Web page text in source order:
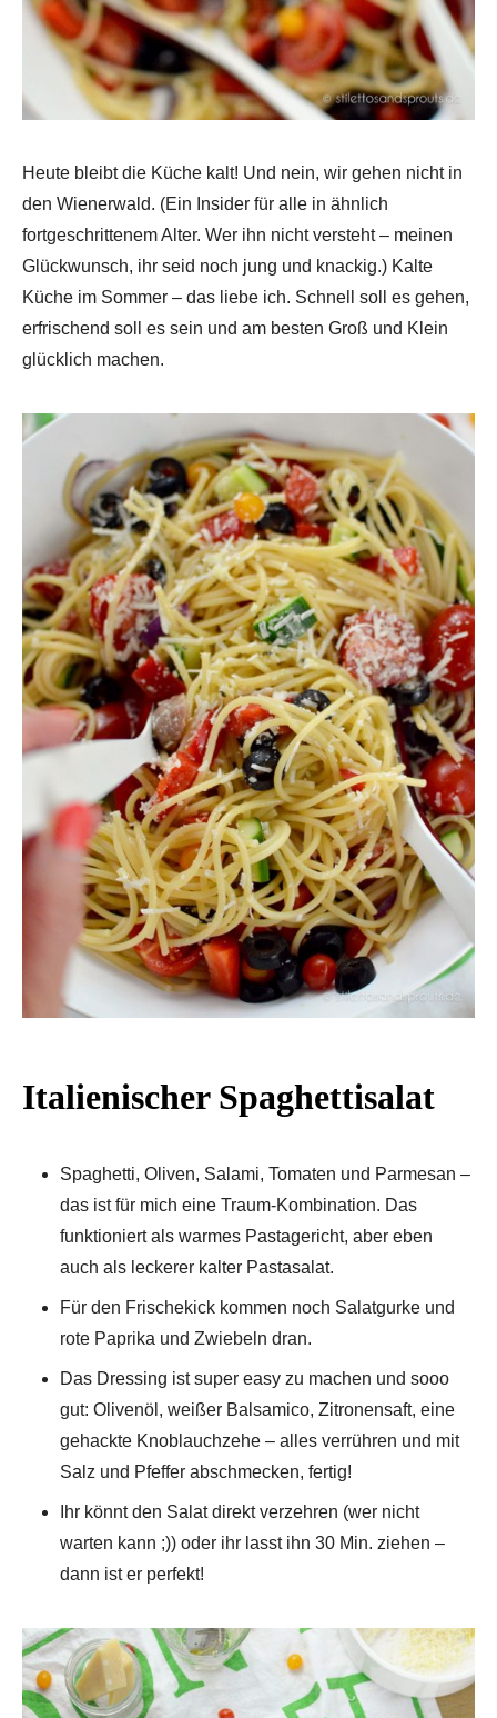
Heute bleibt die Küche kalt! Und nein, wir gehen nicht in
den Wienerwald. (Ein Insider für alle in ähnlich
fortgeschrittenem Alter. Wer ihn nicht versteht – meinen
Glückwunsch, ihr seid noch jung und knackig.) Kalte
Küche im Sommer – das liebe ich. Schnell soll es gehen,
erfrischend soll es sein und am besten Groß und Klein
glücklich machen.
Italienischer Spaghettisalat
Spaghetti, Oliven, Salami, Tomaten und Parmesan –
das ist für mich eine Traum-Kombination. Das
funktioniert als warmes Pastagericht, aber eben
auch als leckerer kalter Pastasalat.
Für den Frischekick kommen noch Salatgurke und
rote Paprika und Zwiebeln dran.
Das Dressing ist super easy zu machen und sooo
gut: Olivenöl, weißer Balsamico, Zitronensaft, eine
gehackte Knoblauchzehe – alles verrühren und mit
Salz und Pfeffer abschmecken, fertig!
Ihr könnt den Salat direkt verzehren (wer nicht
warten kann ;)) oder ihr lasst ihn 30 Min. ziehen –
dann ist er perfekt!